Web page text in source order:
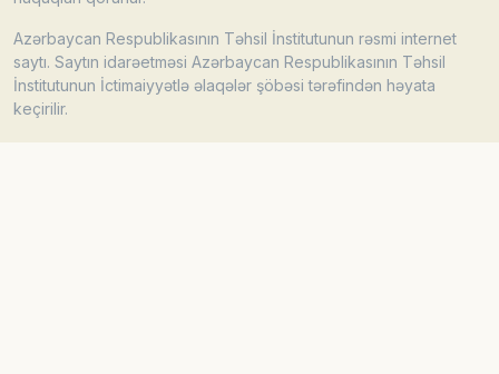
Azərbaycan Respublikasının Təhsil İnstitutunun rəsmi internet
saytı. Saytın idarəetməsi Azərbaycan Respublikasının Təhsil
İnstitutunun İctimaiyyətlə əlaqələr şöbəsi tərəfindən həyata
keçirilir.